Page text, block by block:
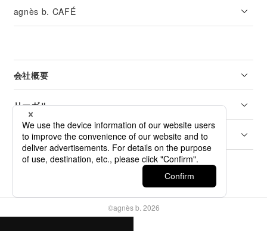
agnès b. CAFÉ
会社概要
リーガル
カスタマーサービス
©agnès b. 2026